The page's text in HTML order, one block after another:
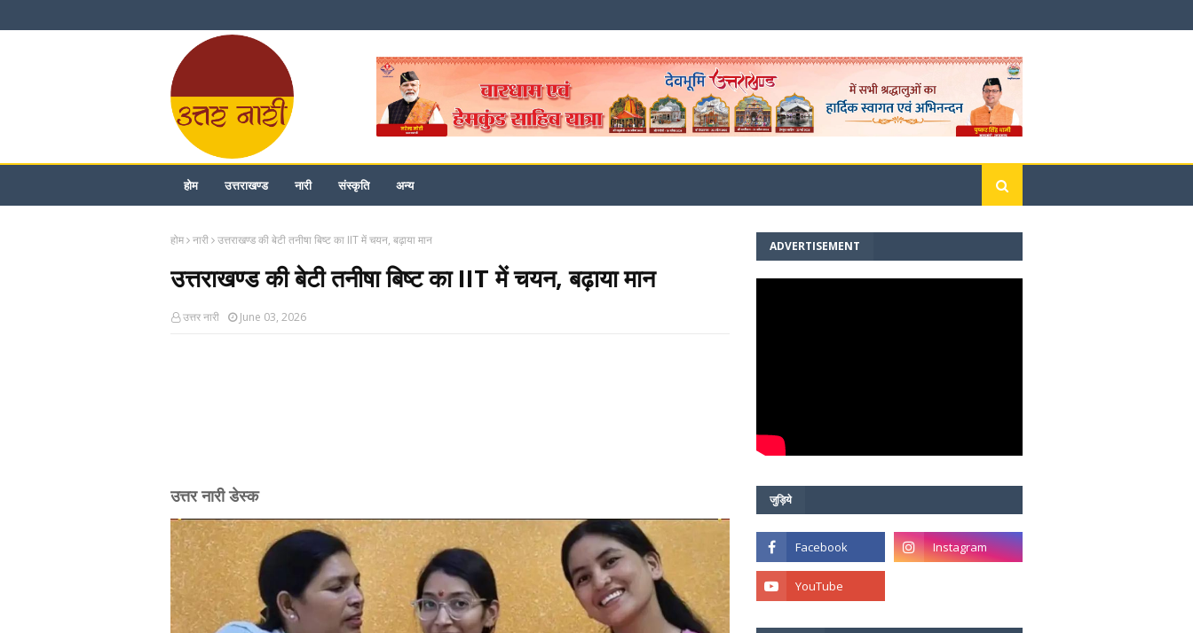
होम उत्तराखण्ड नारी संस्कृति अन्य
होम नारी उत्तराखण्ड की बेटी तनीषा बिष्ट का IIT में चयन, बढ़ाया मान
उत्तराखण्ड की बेटी तनीषा बिष्ट का IIT में चयन, बढ़ाया मान
उत्तर नारी June 03, 2026
उत्तर नारी डेस्क
ADVERTISEMENT
जुड़िये